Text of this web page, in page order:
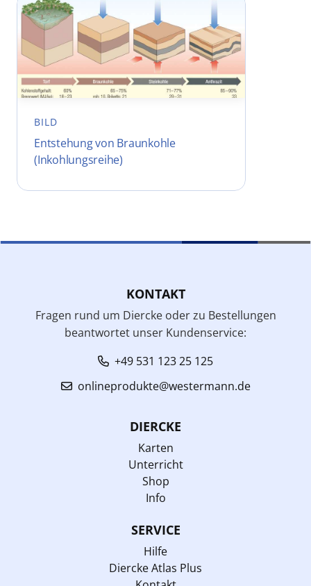
BILD
Entstehung von Braunkohle
(Inkohlungsreihe)
KONTAKT
Fragen rund um Diercke oder zu Bestellungen
beantwortet unser Kundenservice:
+49 531 123 25 125
onlineprodukte@westermann.de
DIERCKE
Karten
Unterricht
Shop
Info
SERVICE
Hilfe
Diercke Atlas Plus